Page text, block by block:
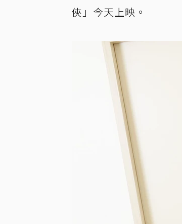
俠」今天上映。